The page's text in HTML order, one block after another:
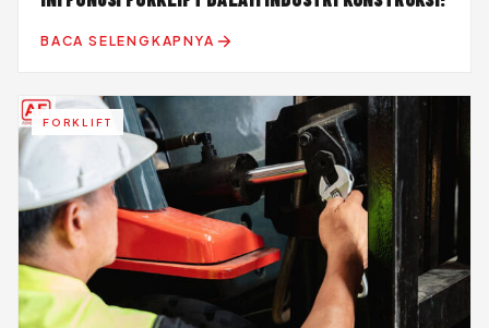
BACA SELENGKAPNYA
FORKLIFT